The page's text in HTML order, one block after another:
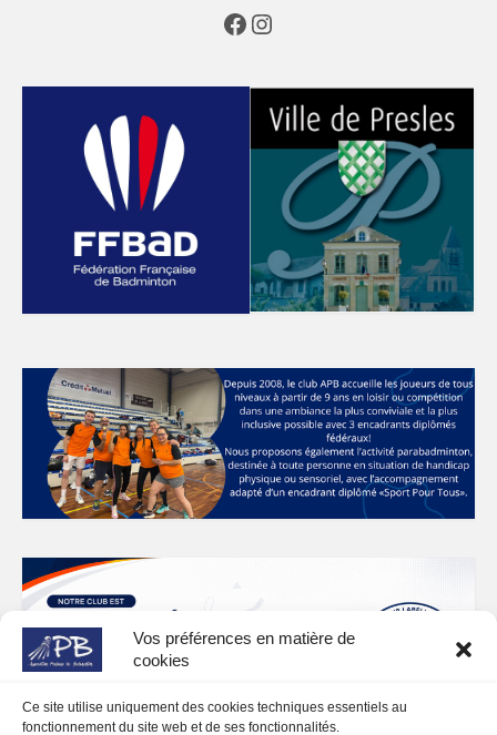
Vos préférences en matière de
cookies
Ce site utilise uniquement des cookies techniques essentiels au
fonctionnement du site web et de ses fonctionnalités.
Facebook
Instagram